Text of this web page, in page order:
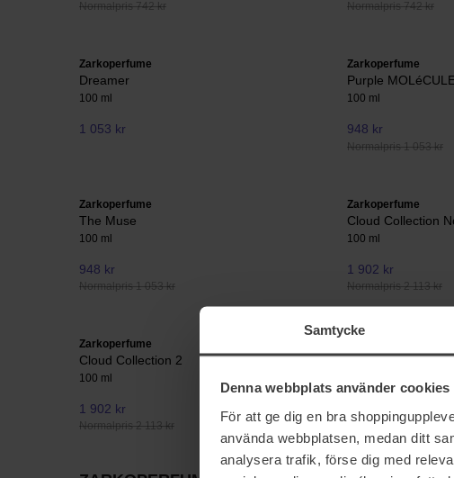
Samtycke
Denna webbplats använder cookies
För att ge dig en bra
använda webbplatsen, medan ditt
analysera trafik, förse dig med
Normalpris 742 kr Normalpris 742 kr
Zarkoperfume
Dreamer
100 ml
1 053 kr
Zarkoperfume
Purple
100 ml
948 kr
Normalpris 1 053 kr
Zarkoperfume
The Muse
100 ml
948 kr
Normalpris 1 053 kr
Zarkoperfume
Cloud Collection
100 ml
1 902 kr
Normalpris 2 113 kr
Zarkoperfume
Cloud Collection 2
100 ml
1 902 kr
Normalpris 2 113 kr
Oud'ish
948 kr
Normalpris 1 053 kr